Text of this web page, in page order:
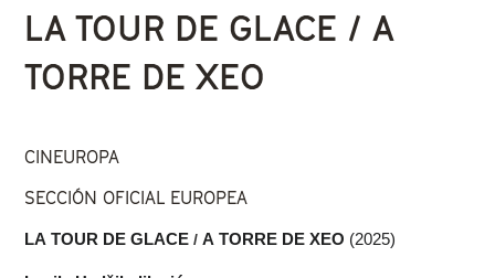
Vostede está aquí
LA TOUR DE GLACE / A
TORRE DE XEO
CINEUROPA
SECCIÓN OFICIAL EUROPEA
LA TOUR DE GLACE / A TORRE DE XEO (2025)